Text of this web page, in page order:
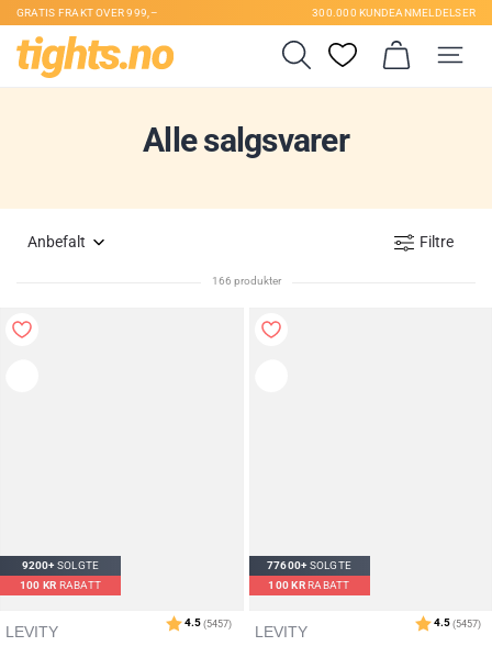
GRATIS FRAKT OVER 999,– 300.000 KUNDEANMELDELSER
Alle salgsvarer
Anbefalt Filtre
166 produkter
9200+SOLGTE
100 KR RABATT
LEVITY
77600+SOLGTE
100 KRRABATT
LEVITY